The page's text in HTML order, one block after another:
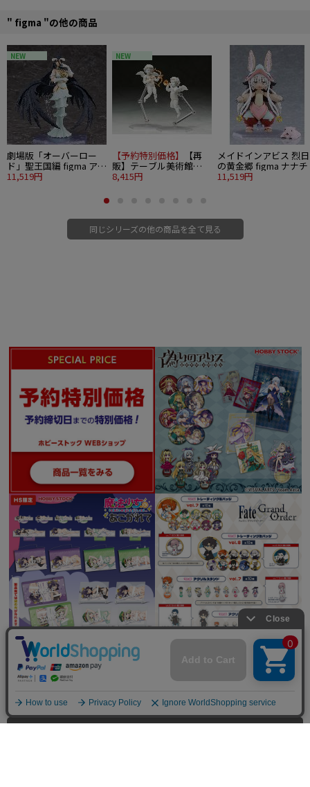
" figma "の他の商品
NEW
劇場版「オーバーロー
ド」聖王国編 figma アル
ベド
11,519円
NEW
【予約特別価格】 【再
販】テーブル美術館
figma 天使像
8,415円
メイドインアビス 烈日
の黄金郷 figma ナナチ
11,519円
同じシリーズの他の商品を全て見る